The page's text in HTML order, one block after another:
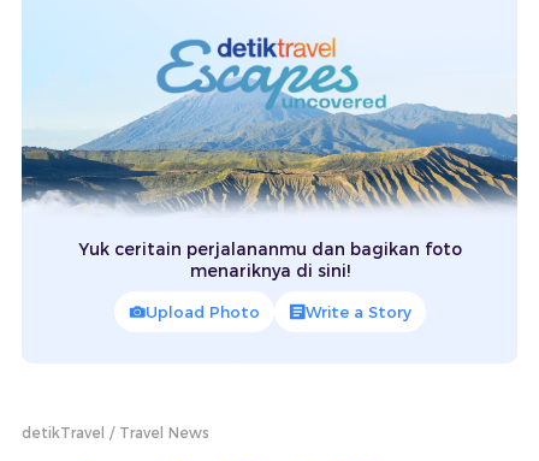
Yuk ceritain perjalananmu dan bagikan foto
menariknya di sini!
Upload Photo Write a Story
detikTravel Travel News